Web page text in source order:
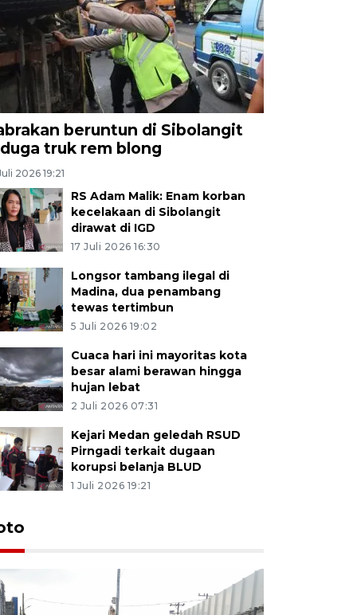
beruntun di Sibolangit
truk rem blong
2026 19:21
RS Adam Malik: Enam korban
kecelakaan di Sibolangit
dirawat di IGD
17 Juli 2026 16:30
Longsor tambang ilegal di
Madina, dua penambang
tewas tertimbun
5 Juli 2026 19:02
Cuaca hari ini mayoritas kota
besar alami berawan hingga
hujan lebat
2 Juli 2026 07:31
Kejari Medan geledah RSUD
Pirngadi terkait dugaan
korupsi belanja BLUD
1 Juli 2026 19:21